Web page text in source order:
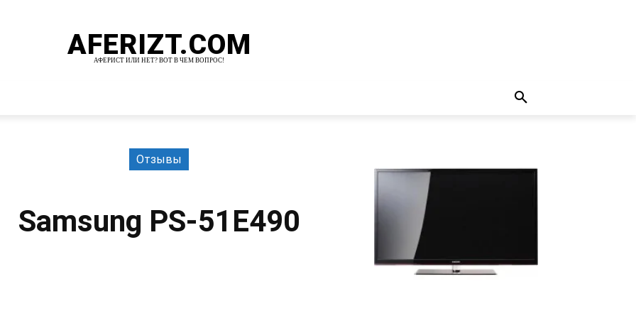
AFERIZT.COM
АФЕРИСТ ИЛИ НЕТ? ВОТ В ЧЕМ ВОПРОС!
Отзывы
Samsung PS-51E490